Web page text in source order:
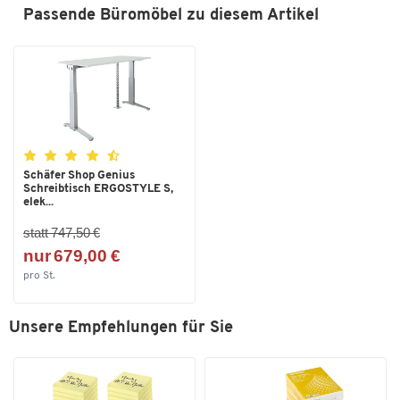
Passende Büromöbel zu diesem Artikel
Schäfer Shop Genius
Schreibtisch ERGOSTYLE S,
elek...
statt 747,50 €
nur 679,00 €
pro St.
Unsere Empfehlungen für Sie